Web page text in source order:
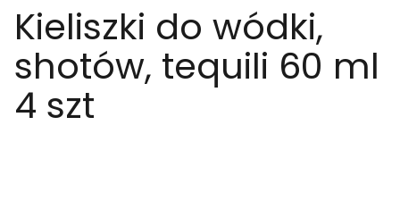
Kieliszki do wódki,
shotów, tequili 60 ml
4 szt